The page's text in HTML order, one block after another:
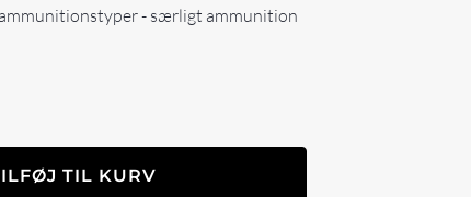
- særligt ammunition
TIL KURV